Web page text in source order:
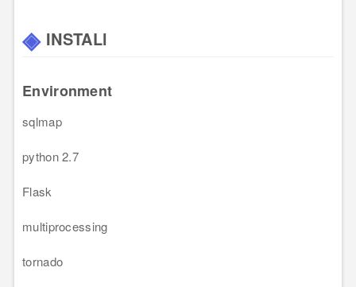
INSTALl
Environment
sqlmap
python2.7
Flask
multiprocessing
tornado